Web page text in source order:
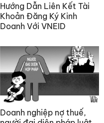
Hướng Dẫn Liên Kết Tài
Khoản Đăng Ký Kinh
Doanh Với VNEID
Doanh nghiệp nợ thuế,